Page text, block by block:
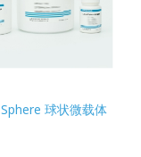
Sphere 球状微载体